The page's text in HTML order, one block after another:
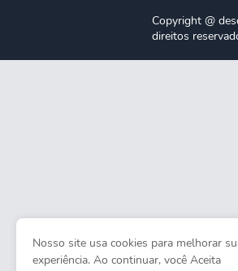
Copyright @
direitos
Nosso site usa cookies para melhorar
experiência. Ao continuar, você Aceita